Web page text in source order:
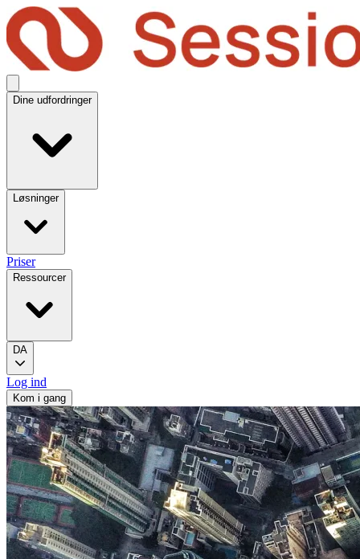
Dine udfordringer
Løsninger
Priser
Ressourcer
DA
Log ind
Kom i gang